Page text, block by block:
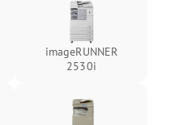
imageRUNNER
2530i